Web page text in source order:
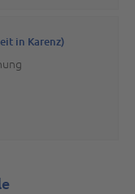
in Karenz)